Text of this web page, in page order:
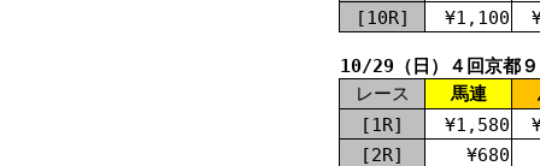
[10R]
¥1,100
10/29（日）４回京都
レース
馬連
[1R]
¥1,580
[2R]
¥680